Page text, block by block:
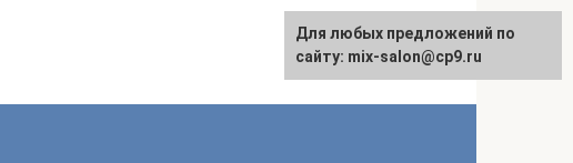
Для любых предложений по
сайту: mix-salon@cp9.ru